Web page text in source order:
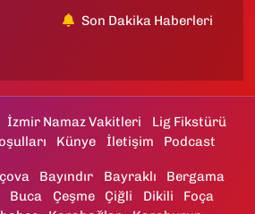
Son Dakika Haberleri
İzmir Namaz Vakitleri
Lig Fikstürü
Künye İletişim Podcast
Bayındır Bayraklı
Bergama
Buca Çeşme Çiğli Dikili
Foça